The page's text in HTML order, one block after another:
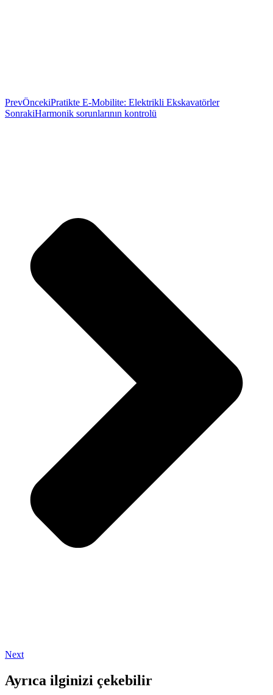
PrevÖncekiPratikte E-Mobilite: Elektrikli Ekskavatörler
SonrakiHarmonik sorunlarının kontrolü
Next
Ayrıca ilginizi çekebilir